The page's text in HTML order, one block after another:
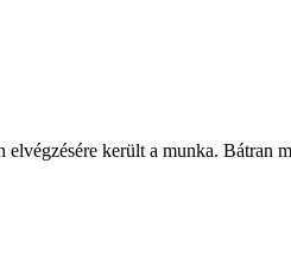
került a munka. Bátran